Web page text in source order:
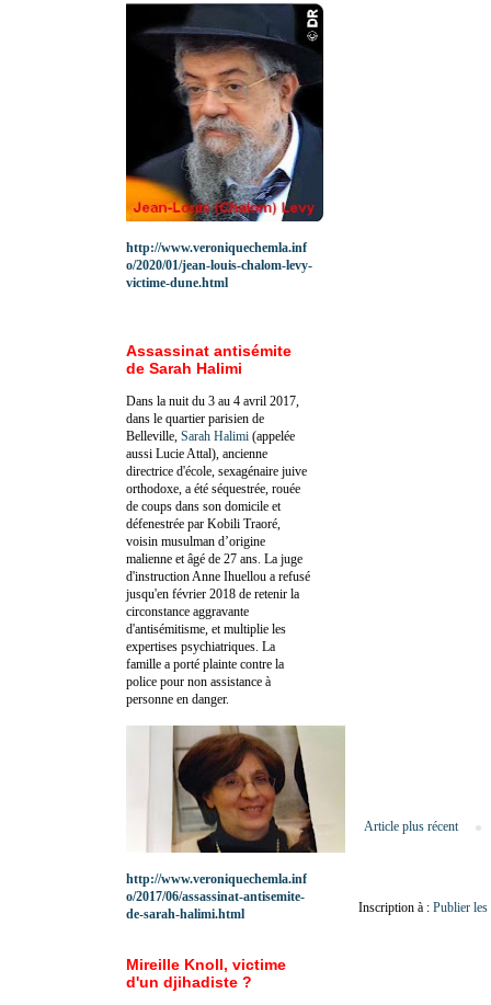
Article plus récent
Inscription à : Publier
http://www.veroniquechemla.inf
o/2020/01/jean-louis-chalom-levy-
victime-dune.html
Assassinat antisémite
de Sarah Halimi
Dans la nuit du 3 au 4 avril 2017,
dans le quartier parisien de
Belleville, Sarah Halimi (appelée
aussi Lucie Attal), ancienne
directrice d'école, sexagénaire juive
orthodoxe, a été séquestrée, rouée
de coups dans son domicile et
défenestrée par Kobili Traoré,
voisin musulman d’origine
malienne et âgé de 27 ans. La juge
d'instruction Anne Ihuellou a refusé
jusqu'en février 2018 de retenir la
circonstance aggravante
d'antisémitisme, et multiplie les
expertises psychiatriques. La
famille a porté plainte contre la
police pour non assistance à
personne en danger.
http://www.veroniquechemla.inf
o/2017/06/assassinat-antisemite-
de-sarah-halimi.html
Mireille Knoll, victime
d'un djihadiste ?